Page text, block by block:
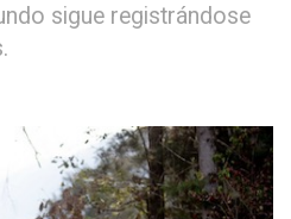
sigue registrándose